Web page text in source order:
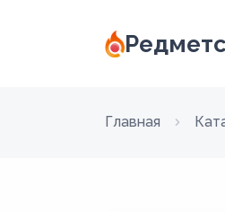
Главная